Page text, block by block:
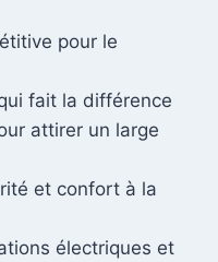
pour le
fait la différence
attirer un large
et confort à la
électriques et